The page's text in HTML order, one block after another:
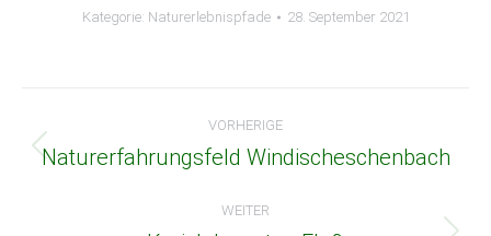
Kategorie: Naturerlebnispfade 28. September 2021
Beitragsnavigation
VORHERIGE
Vorheriger
Naturerfahrungsfeld Windischeschenbach
WEITER